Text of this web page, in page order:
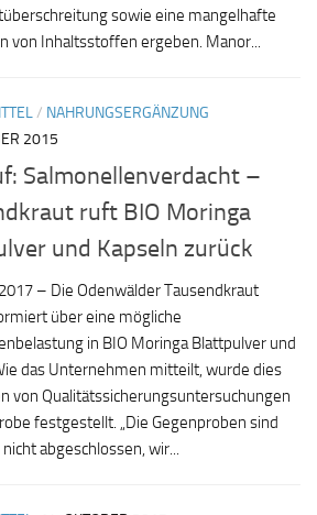
sowie eine mangelhafte
von Inhaltsstoffen ergeben. Manor...
/ NAHRUNGSERGÄNZUNG
2015
Salmonellenverdacht –
ruft BIO Moringa
und Kapseln zurück
– Die Odenwälder Tausendkraut
über eine mögliche
in BIO Moringa Blattpulver und
das Unternehmen mitteilt, wurde dies
von Qualitätssicherungsuntersuchungen
festgestellt. „Die Gegenproben sind
abgeschlossen, wir...